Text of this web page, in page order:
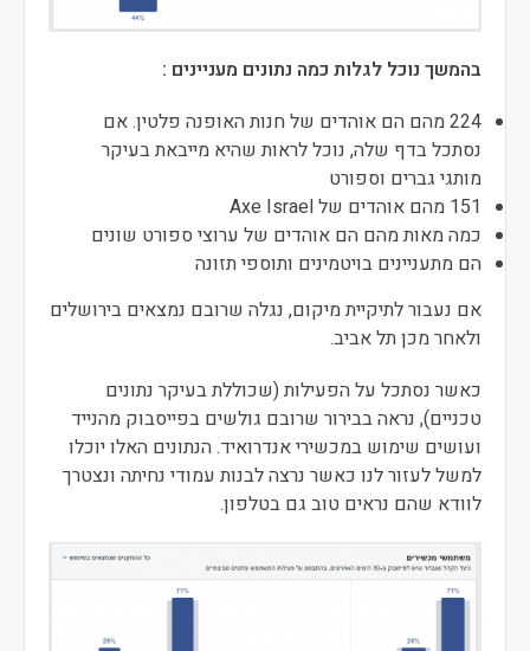
בהמשך נוכל לגלות כמה נתונים מעניינים :
224 מהם הם אוהדים של חנות האופנה פלטין. אם
נסתכל בדף שלה, נוכל לראות שהיא מייבאת בעיקר
מותגי גברים וספורט
151 מהם אוהדים של Axe Israel
כמה מאות מהם הם אוהדים של ערוצי ספורט שונים
הם מתעניינים בויטמינים ותוספי תזונה
אם נעבור לתיקיית מיקום, נגלה שרובם נמצאים בירושלים
ולאחר מכן תל אביב.
כאשר נסתכל על הפעילות (שכוללת בעיקר נתונים
טכניים), נראה בבירור שרובם גולשים בפייסבוק מהנייד
ועושים שימוש במכשירי אנדרואיד. הנתונים האלו יוכלו
למשל לעזור לנו כאשר נרצה לבנות עמודי נחיתה ונצטרך
לוודא שהם נראים טוב גם בטלפון.